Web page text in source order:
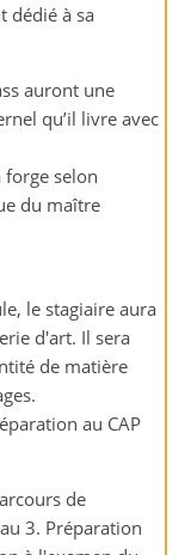
dédié à sa
auront une
qu’il livre avec
selon
du maître
le stagiaire aura
d'art. Il sera
de matière
au CAP
de
3. Préparation